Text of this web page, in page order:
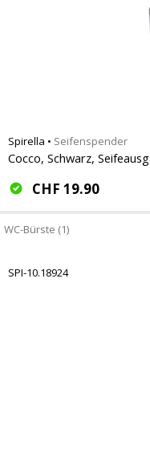
Spirella • Seifenspender
Cocco, Schwarz,
CHF 19.90
WC-Bürste (1)
SPI-10.18924